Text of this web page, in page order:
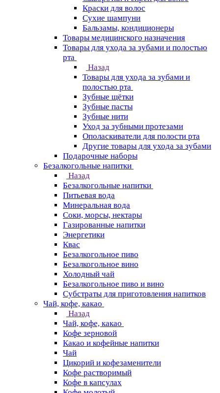
Краски для волос
Сухие шампуни
Бальзамы, кондиционеры
Товары медицинского назначения
Товары для ухода за зубами и полостью
рта
Назад
Товары для ухода за зубами и
полостью рта
Зубные щётки
Зубные пасты
Зубные нити
Уход за зубными протезами
Ополаскиватели для полости рта
Другие товары для ухода за зубами
Подарочные наборы
Безалкогольные напитки
Назад
Безалкогольные напитки
Питьевая вода
Минеральная вода
Соки, морсы, нектары
Газированные напитки
Энергетики
Квас
Безалкогольное пиво
Безалкогольное вино
Холодный чай
Безалкогольное пиво и вино
Субстраты для приготовления напитков
Чай, кофе, какао
Назад
Чай, кофе, какао
Кофе зерновой
Какао и кофейные напитки
Чай
Цикорий и кофезаменители
Кофе растворимый
Кофе в капсулах